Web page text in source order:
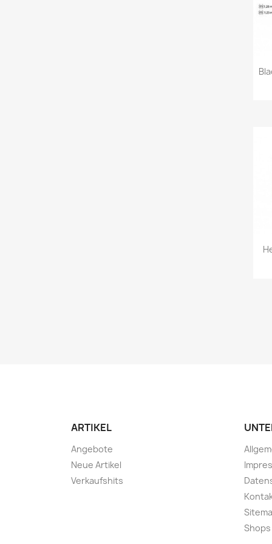
ARTIKEL
Angebote
Neue Artikel
Verkaufshits
Shops